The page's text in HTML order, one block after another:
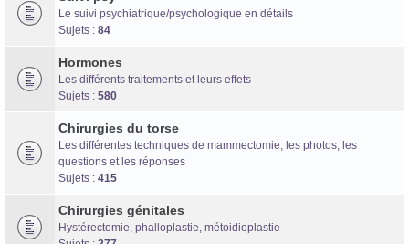
Le suivi psychiatrique/psychologique en détails
Sujets : 84
Hormones
Les différents traitements et leurs effets
Sujets : 580
Chirurgies du torse
Les différentes techniques de mammectomie, les photos, les
questions et les réponses
Sujets : 415
Chirurgies génitales
Hystérectomie, phalloplastie, métoidioplastie